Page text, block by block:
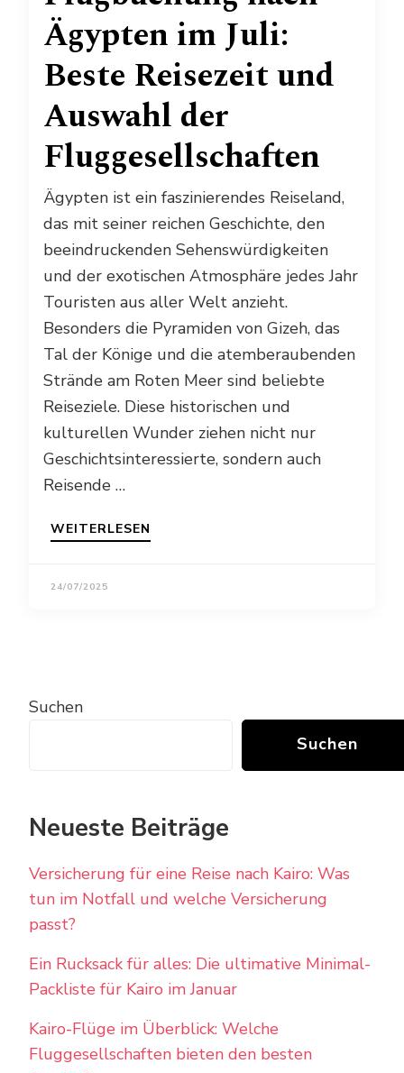
Ägypten im Juli:
Beste Reisezeit und
Auswahl der
Fluggesellschaften
Ägypten ist ein faszinierendes Reiseland,
das mit seiner reichen Geschichte, den
beeindruckenden Sehenswürdigkeiten
und der exotischen Atmosphäre jedes Jahr
Touristen aus aller Welt anzieht.
Besonders die Pyramiden von Gizeh, das
Tal der Könige und die atemberaubenden
Strände am Roten Meer sind beliebte
Reiseziele. Diese historischen und
kulturellen Wunder ziehen nicht nur
Geschichtsinteressierte, sondern auch
Reisende …
WEITERLESEN
24/07/2025
Suchen
Suchen
Neueste Beiträge
Versicherung für eine Reise nach Kairo: Was
tun im Notfall und welche Versicherung
passt?
Ein Rucksack für alles: Die ultimative Minimal-
Packliste für Kairo im Januar
Kairo-Flüge im Überblick: Welche
Fluggesellschaften bieten den besten